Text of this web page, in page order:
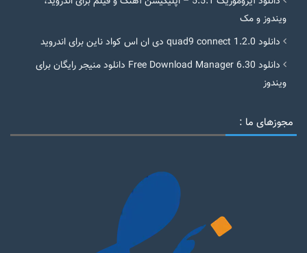
ویندوز و مک
دانلود quad9 connect 1.2.0 دی ان اس کواد ناین برای اندروید
دانلود Free Download Manager 6.30 دانلود منیجر رایگان برای
ویندوز
مجوزهای ما :